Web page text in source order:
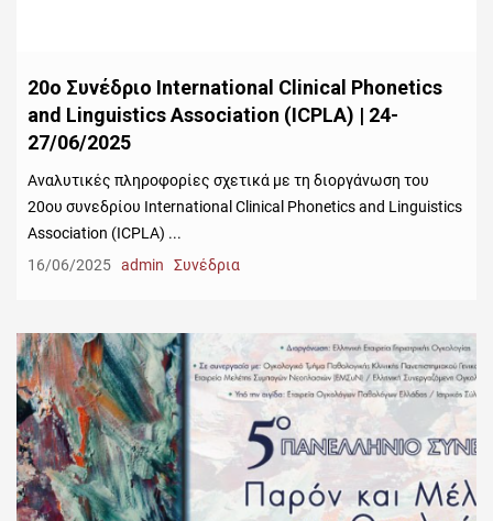
20ο Συνέδριο International Clinical Phonetics
and Linguistics Association (ICPLA) | 24-
27/06/2025
Αναλυτικές πληροφορίες σχετικά με τη διοργάνωση του
20ου συνεδρίου International Clinical Phonetics and Linguistics
Association (ICPLA) ...
16/06/2025 admin Συνέδρια